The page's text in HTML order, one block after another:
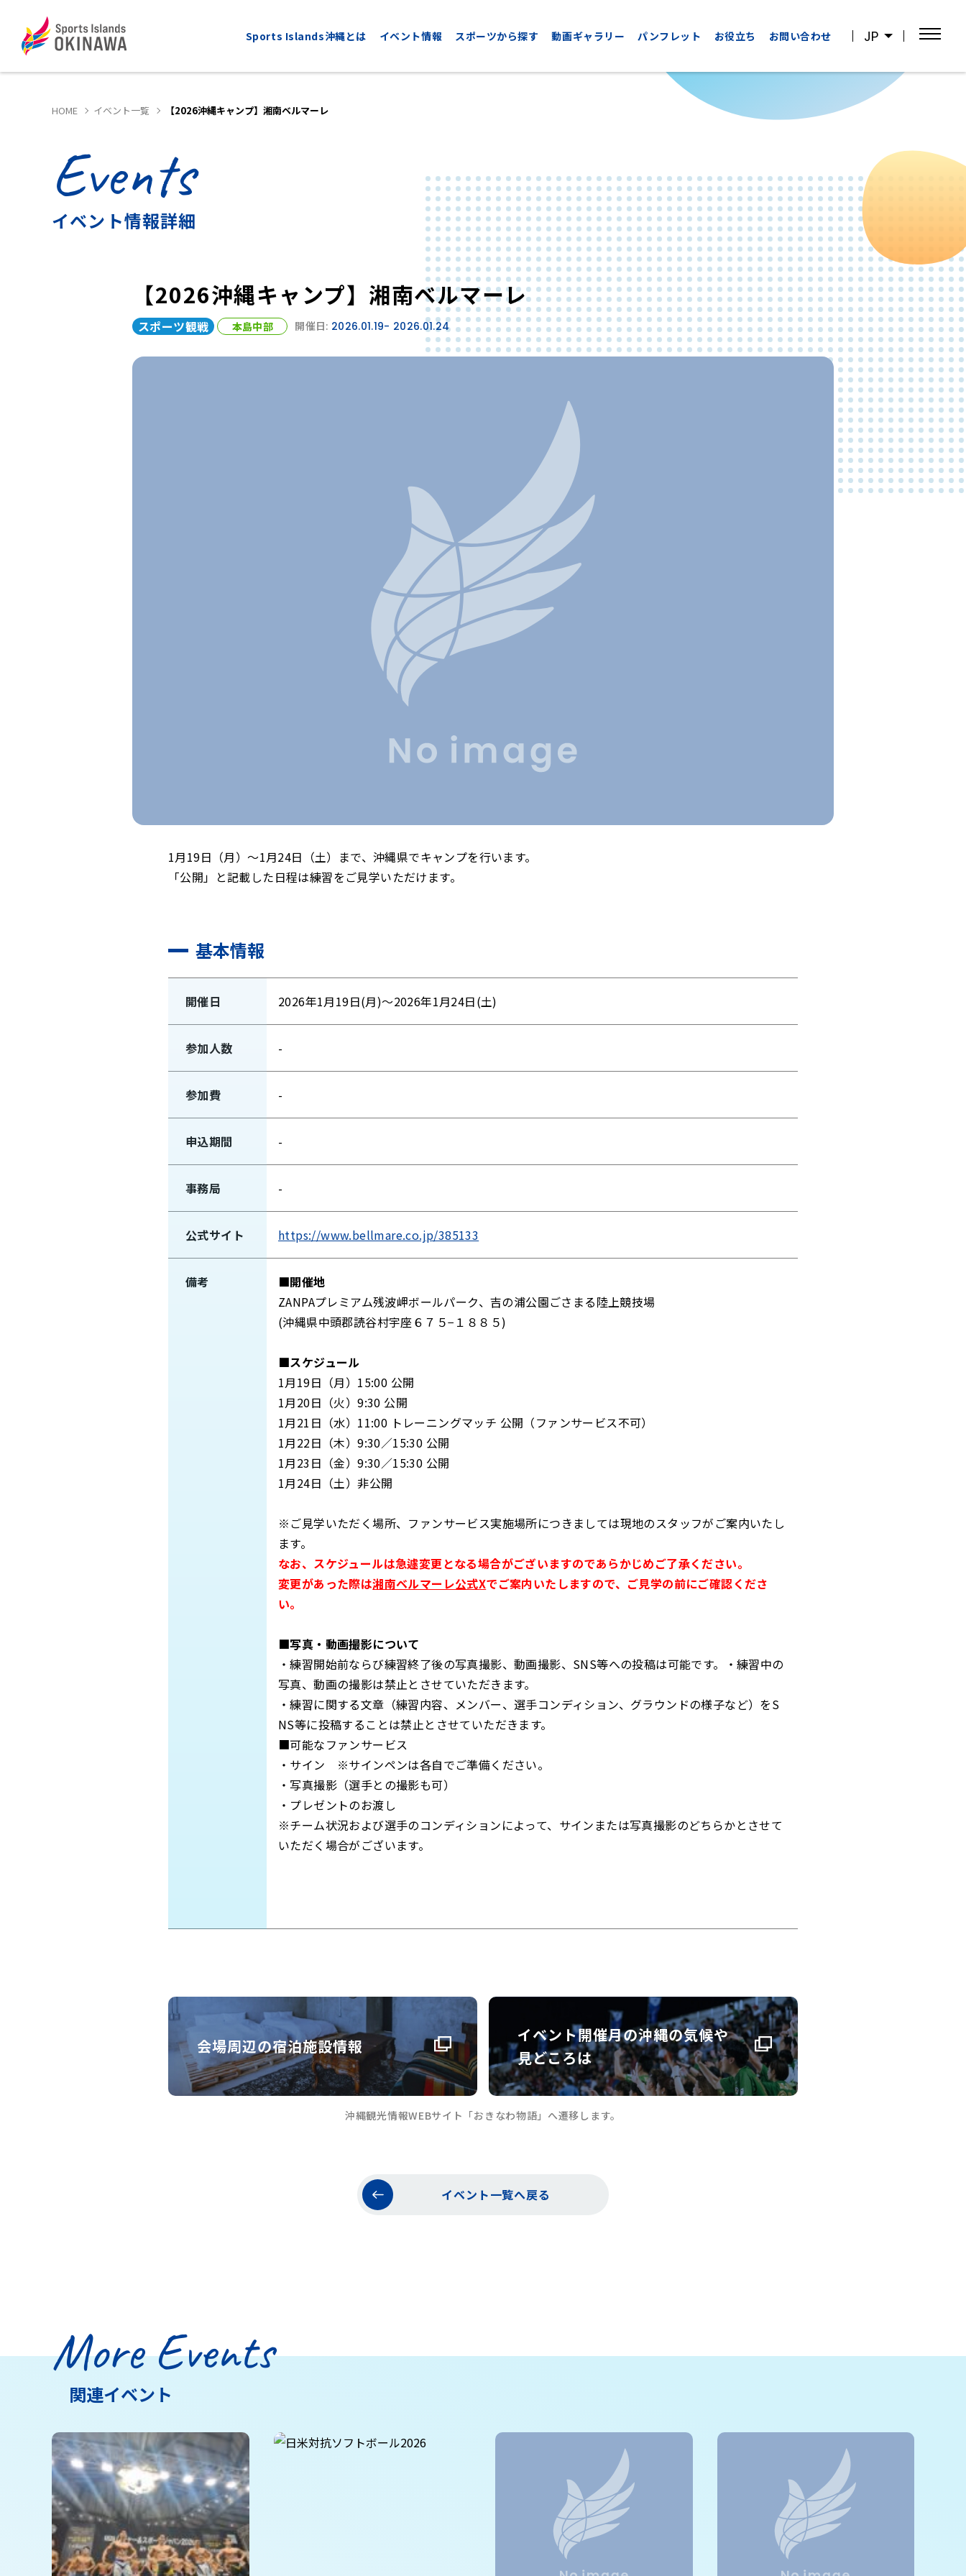
JP
Sports Islands沖縄とは イベント情報 スポーツから探す
ALL
全てのスポーツ
CYCLING
サイクリング
GOLF
ゴルフ
SPORTS
スポーツ観戦
CATEGORIES
その他の
カテゴリー
動画ギャラリー パンフレット お役立ち お問い合わせ
HOME イベント一覧 【2026沖縄キャンプ】湘南ベルマーレ
Events
イベント情報詳細
【2026沖縄キャンプ】湘南ベルマーレ
スポーツ観戦 本島中部 開催日: 2026.01.19- 2026.01.24
1月19日（月）～1月24日（土）まで、沖縄県でキャンプを行います。
「公開」と記載した日程は練習をご見学いただけます。
基本情報
開催日 2026年1月19日(月)～2026年1月24日(土)
参加人数 -
参加費 -
申込期間 -
事務局 -
公式サイト https://www.bellmare.co.jp/385133
備考
■開催地
ZANPAプレミアム残波岬ボールパーク、吉の浦公園ごさまる陸上競技場
(沖縄県中頭郡読谷村宇座６７５−１８８５)
■スケジュール
1月19日（月）15:00 公開
1月20日（火）9:30 公開
1月21日（水）11:00 トレーニングマッチ 公開（ファンサービス不可）
1月22日（木）9:30／15:30 公開
1月23日（金）9:30／15:30 公開
1月24日（土）非公開
※ご見学いただく場所、ファンサービス実施場所につきましては現地のスタッフがご案内いたし
ます。
なお、スケジュールは急遽変更となる場合がございますのであらかじめご了承ください。
変更があった際は湘南ベルマーレ公式Xでご案内いたしますので、ご見学の前にご確認くださ
い。
■写真・動画撮影について
・練習開始前ならび練習終了後の写真撮影、動画撮影、SNS等への投稿は可能です。・練習中の
写真、動画の撮影は禁止とさせていただきます。
・練習に関する文章（練習内容、メンバー、選手コンディション、グラウンドの様子など）をS
NS等に投稿することは禁止とさせていただきます。
■可能なファンサービス
・サイン ※サインペンは各自でご準備ください。
・写真撮影（選手との撮影も可）
・プレゼントのお渡し
※チーム状況および選手のコンディションによって、サインまたは写真撮影のどちらかとさせて
いただく場合がございます。
会場周辺の宿泊施設情報
イベント開催月の沖縄の気候や
見どころは
沖縄観光情報WEBサイト「おきなわ物語」へ遷移します。
イベント一覧へ戻る
More Events
関連イベント